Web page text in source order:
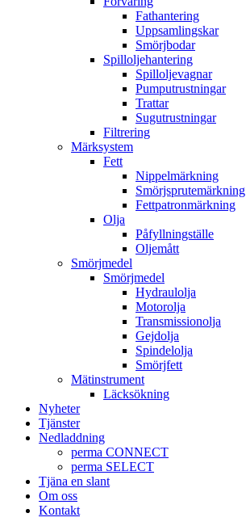
Fathantering
Uppsamlingskar
Smörjbodar
Spilloljehantering
Spilloljevagnar
Pumputrustningar
Trattar
Sugutrustningar
Filtrering
Märksystem
Fett
Nippelmärkning
Smörjsprutemärkning
Fettpatronmärkning
Olja
Påfyllningställe
Oljemått
Smörjmedel
Smörjmedel
Hydraulolja
Motorolja
Transmissionolja
Gejdolja
Spindelolja
Smörjfett
Mätinstrument
Läcksökning
Nyheter
Tjänster
Nedladdning
perma CONNECT
perma SELECT
Tjäna en slant
Om oss
Kontakt